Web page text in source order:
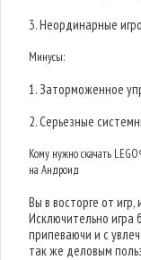
3. Неординарные
Минусы:
1. Заторможенное
2. Серьезные
Кому нужно скачать
на Андроид
Вы в восторге от
Исключительно игра
припеваючи и с
так же деловым